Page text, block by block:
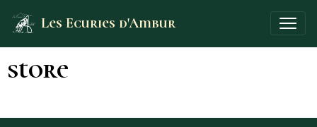
Les Ecuries d'Ambur
store